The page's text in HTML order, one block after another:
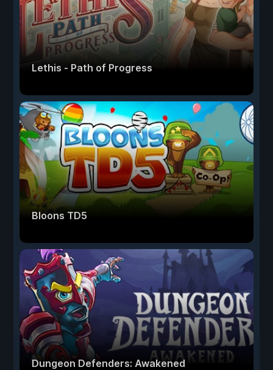
Lethis - Path of Progress
Bloons TD5
Dungeon Defenders: Awakened